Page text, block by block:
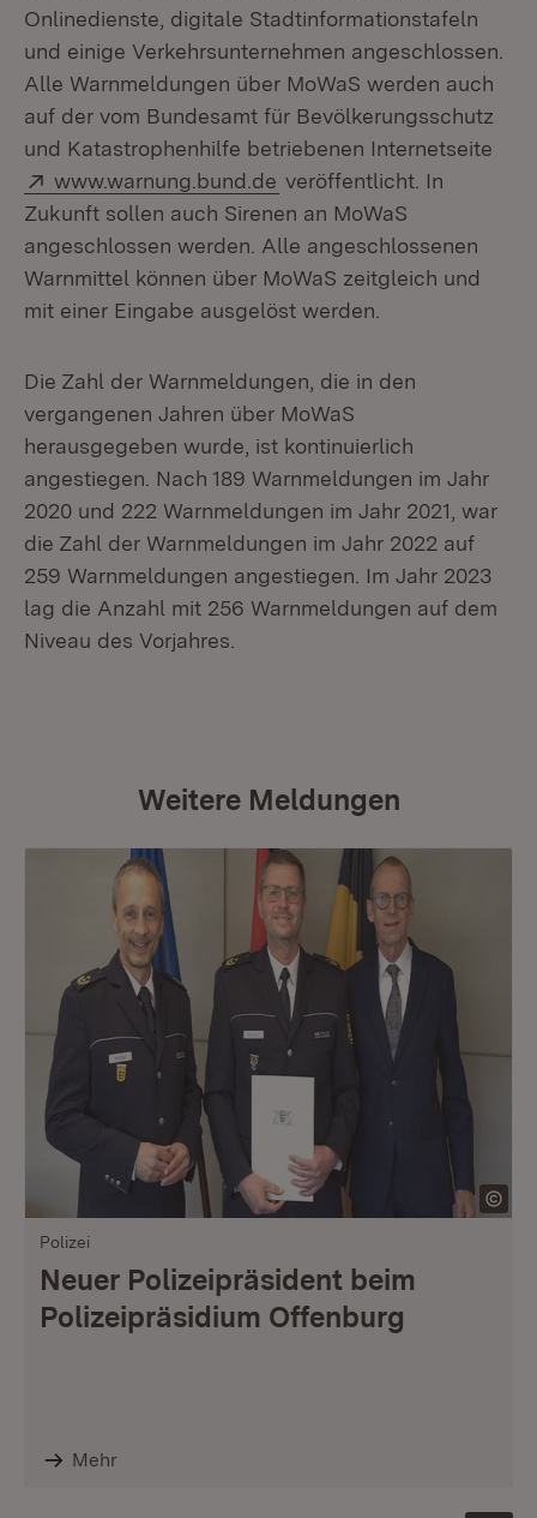
Onlinedienste, digitale Stadtinformationstafeln
und einige Verkehrsunternehmen angeschlossen.
Alle Warnmeldungen über MoWaS werden auch
auf der vom Bundesamt für Bevölkerungsschutz
und Katastrophenhilfe betriebenen Internetseite
Extern:
www.warnung.bund.de (Öffnet in neuem Fenster)
veröffentlicht. In
Zukunft sollen auch Sirenen an MoWaS
angeschlossen werden. Alle angeschlossenen
Warnmittel können über MoWaS zeitgleich und
mit einer Eingabe ausgelöst werden.
Die Zahl der Warnmeldungen, die in den
vergangenen Jahren über MoWaS
herausgegeben wurde, ist kontinuierlich
angestiegen. Nach 189 Warnmeldungen im Jahr
2020 und 222 Warnmeldungen im Jahr 2021, war
die Zahl der Warnmeldungen im Jahr 2022 auf
259 Warnmeldungen angestiegen. Im Jahr 2023
lag die Anzahl mit 256 Warnmeldungen auf dem
Niveau des Vorjahres.
Weitere Meldungen
Polizei
Neuer Polizeipräsident beim
Polizeipräsidium Offenburg
Mehr